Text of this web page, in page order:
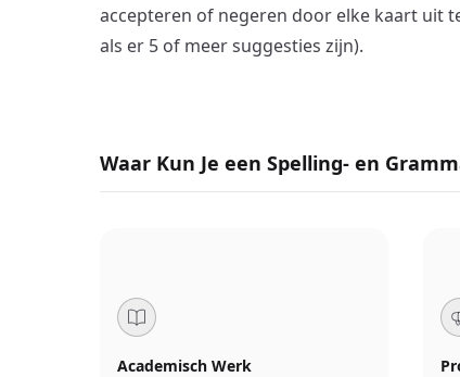
accepteren of negeren door elke kaart uit
als er 5 of meer suggesties zijn).
Waar Kun Je een Spelling- en
Academisch Werk